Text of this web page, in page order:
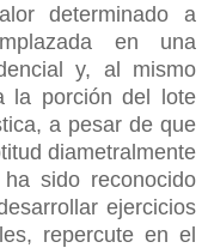
determinado a
en una
y, al mismo
la porción del lote
a pesar de que
diametralmente
sido reconocido
ejercicios
repercute en el